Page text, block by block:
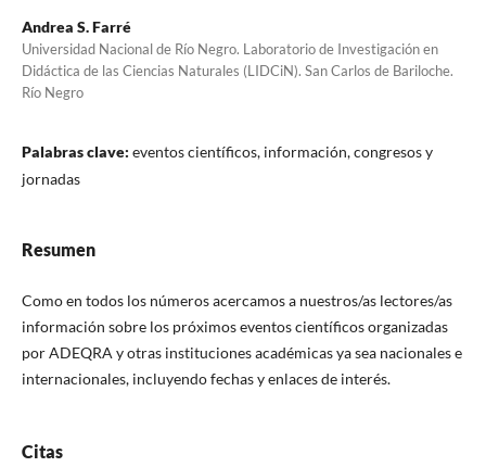
Andrea S. Farré
Universidad Nacional de Río Negro. Laboratorio de Investigación en
Didáctica de las Ciencias Naturales (LIDCiN). San Carlos de Bariloche.
Río Negro
Palabras clave: eventos científicos, información, congresos y
jornadas
Resumen
Como en todos los números acercamos a nuestros/as lectores/as
información sobre los próximos eventos científicos organizadas
por ADEQRA y otras instituciones académicas ya sea nacionales e
internacionales, incluyendo fechas y enlaces de interés.
Citas